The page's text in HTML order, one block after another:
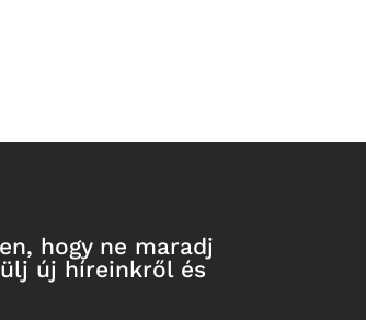
hogy ne maradj
új híreinkről és